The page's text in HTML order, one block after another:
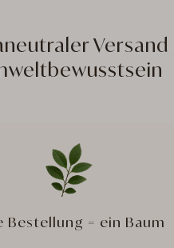
Versand
Bestellung = ein Baum